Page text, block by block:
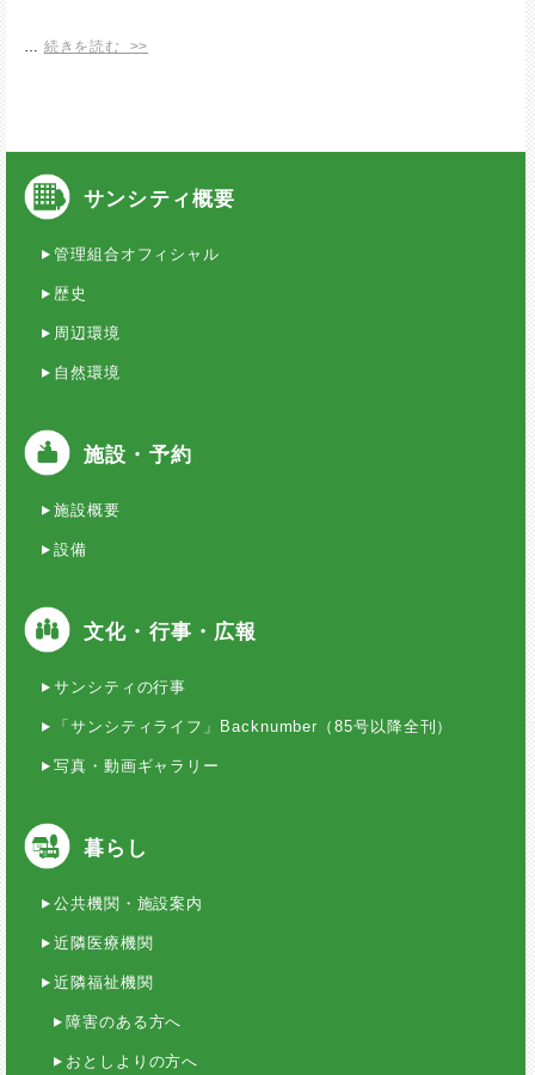
… 続きを読む >>
サンシティ概要
管理組合オフィシャル
歴史
周辺環境
自然環境
施設・予約
施設概要
設備
文化・行事・広報
サンシティの行事
「サンシティライフ」Backnumber（85号以降全刊）
写真・動画ギャラリー
暮らし
公共機関・施設案内
近隣医療機関
近隣福祉機関
障害のある方へ
おとしよりの方へ